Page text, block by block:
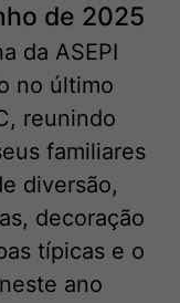
de 2025
da ASEPI
no último
reunindo
familiares
diversão,
decoração
típicas e o
ano